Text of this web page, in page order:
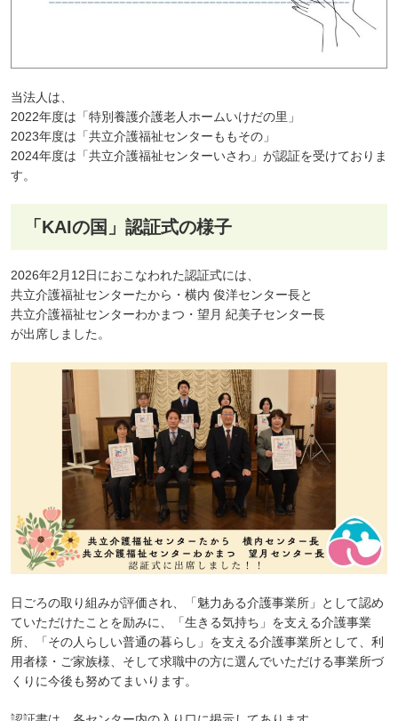
当法人は、
2022年度は「特別養護介護老人ホームいけだの里」
2023年度は「共立介護福祉センターももその」
2024年度は「共立介護福祉センターいさわ」が認証を受けておりま
す。
「KAIの国」認証式の様子
2026年2月12日におこなわれた認証式には、
共立介護福祉センターたから・横内 俊洋センター長と
共立介護福祉センターわかまつ・望月 紀美子センター長
が出席しました。
日ごろの取り組みが評価され、「魅力ある介護事業所」として認め
ていただけたことを励みに、「生きる気持ち」を支える介護事業
所、「その人らしい普通の暮らし」を支える介護事業所として、利
用者様・ご家族様、そして求職中の方に選んでいただける事業所づ
くりに今後も努めてまいります。